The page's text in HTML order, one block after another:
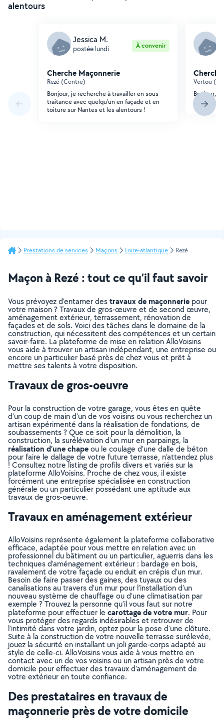
alentours
Jessica M.
postée lundi À convenir
Cherche Maçonnerie
Rezé (Centre)
Bonjour, je recherche à travailler en sous
traitance avec quelqu'un en façade et en
toiture sur Nantes et les alentours !
Vertou
Bonjour,
des
Prestations de services Maçons Loire-atlantique Rezé
Maçon à Rezé : tout ce qu’il faut savoir
Vous prévoyez d’entamer destravaux de maçonnerie pour
votre maison ? Travaux de gros-œuvre et de second œuvre,
aménagement extérieur, terrassement, rénovation de
façades et de sols. Voici des tâches dans le domaine de la
construction, qui nécessitent des compétences et un certain
savoir-faire. La plateforme de mise en relation AlloVoisins
vous aide à trouver un artisan indépendant, une entreprise ou
encore un particulier basé près de chez vous et prêt à
mettre ses talents à votre disposition.
Travaux de gros-oeuvre
Pour la construction de votre garage, vous êtes en quête
d’un coup de main d’un de vos voisins ou vous recherchez un
artisan expérimenté dans la réalisation de fondations, de
soubassements ? Que ce soit pour la démolition, la
construction, la surélévation d’un mur en parpaings, la
réalisation d’une chapeou le coulage d’une dalle de béton
pour faire le dallage de votre future terrasse, n’attendez plus
! Consultez notre listing de profils divers et variés sur la
plateforme AlloVoisins. Proche de chez vous, il existe
forcément une entreprise spécialisée en construction
générale ou un particulier possédant une aptitude aux
travaux de gros-oeuvre.
Travaux en aménagement extérieur
AlloVoisins représente également la plateforme collaborative
efficace, adaptée pour vous mettre en relation avec un
professionnel du bâtiment ou un particulier, aguerris dans les
techniques d’aménagement extérieur : bardage en bois,
ravalement de votre façade ou enduit en crépis d’un mur.
Besoin de faire passer des gaines, des tuyaux ou des
canalisations au travers d’un mur pour l’installation d’un
nouveau système de chauffage ou d’une climatisation par
exemple ? Trouvez la personne qu’il vous faut sur notre
plateforme pour effectuer le carottage de votre mur. Pour
vous protéger des regards indésirables et retrouver de
l’intimité dans votre jardin, optez pour la pose d’une clôture.
Suite à la construction de votre nouvelle terrasse surélevée,
jouez la sécurité en installant un joli garde-corps adapté au
style de celle-ci. AlloVoisins vous aide à vous mettre en
contact avec un de vos voisins ou un artisan près de votre
domicile pour effectuer des travaux d’aménagement de
votre extérieur en toute confiance.
Des prestataires en travaux de
maçonnerie près de votre domicile